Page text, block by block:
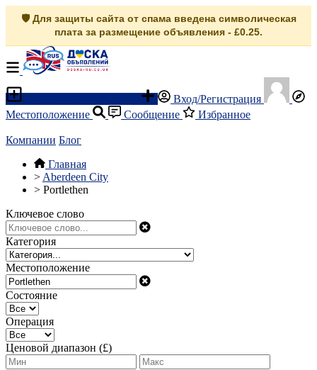
🛡️ Для защиты сайта от спама введена символическая
плата за размещение объявления - £0.25.
Вход/Регистрация
Местоположение
Сообщение Избранное
Компании Блог
Главная
> Aberdeen City
> Portlethen
Ключевое слово
Категория
Местоположение
Состояние
Операция
Ценовой диапазон (£)